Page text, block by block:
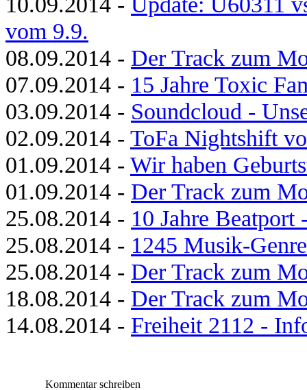
vom 9.9.
08.09.2014 - Der Track zum
07.09.2014 - 15 Jahre Toxic
03.09.2014 - Soundcloud -
02.09.2014 - ToFa Nightshift
01.09.2014 - Wir haben
01.09.2014 - Der Track zum
25.08.2014 - 10 Jahre
25.08.2014 - 1245 Musik-
25.08.2014 - Der Track zum
18.08.2014 - Der Track zum
14.08.2014 - Freiheit 2112 -
Kommentar schreiben